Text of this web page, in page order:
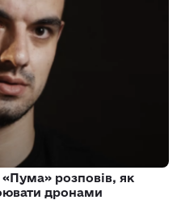
розповів, як
дронами